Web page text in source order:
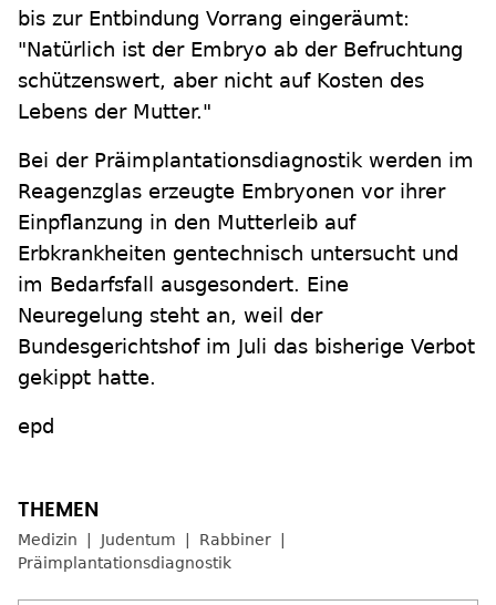
bis zur Entbindung Vorrang eingeräumt:
"Natürlich ist der Embryo ab der Befruchtung
schützenswert, aber nicht auf Kosten des
Lebens der Mutter."
Bei der Präimplantationsdiagnostik werden im
Reagenzglas erzeugte Embryonen vor ihrer
Einpflanzung in den Mutterleib auf
Erbkrankheiten gentechnisch untersucht und
im Bedarfsfall ausgesondert. Eine
Neuregelung steht an, weil der
Bundesgerichtshof im Juli das bisherige Verbot
gekippt hatte.
epd
Medizin Judentum
Rabbiner
Präimplantationsdiagnostik